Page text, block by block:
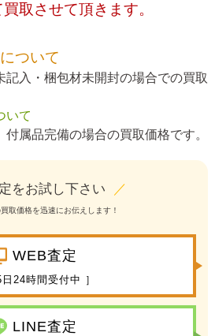
取させて頂きます。
ついて
記入・梱包材未開封の場合での買取
いて
属品完備の場合の買取価格です。
をお試し下さい ／
取価格を迅速にお伝えします！
WEB査定
日24時間受付中 ］
LINE査定